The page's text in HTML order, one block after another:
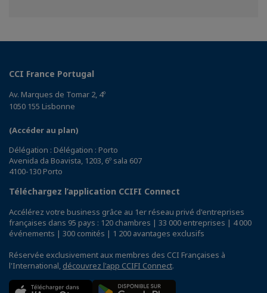
CCI France Portugal
Av. Marques de Tomar 2, 4º
1050 155 Lisbonne
(Accéder au plan)
Délégation : Délégation : Porto
Avenida da Boavista, 1203, 6º sala 607
4100-130 Porto
Téléchargez l’application CCIFI Connect
Accélérez votre business grâce au 1er réseau privé d'entreprises
françaises dans 95 pays : 120 chambres | 33 000 entreprises | 4 000
événements | 300 comités | 1 200 avantages exclusifs
Réservée exclusivement aux membres des CCI Françaises à
l'International, découvrez l'app CCIFI Connect.